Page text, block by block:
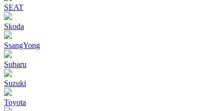
SEAT
Skoda
SsangYong
Subaru
Suzuki
Toyota